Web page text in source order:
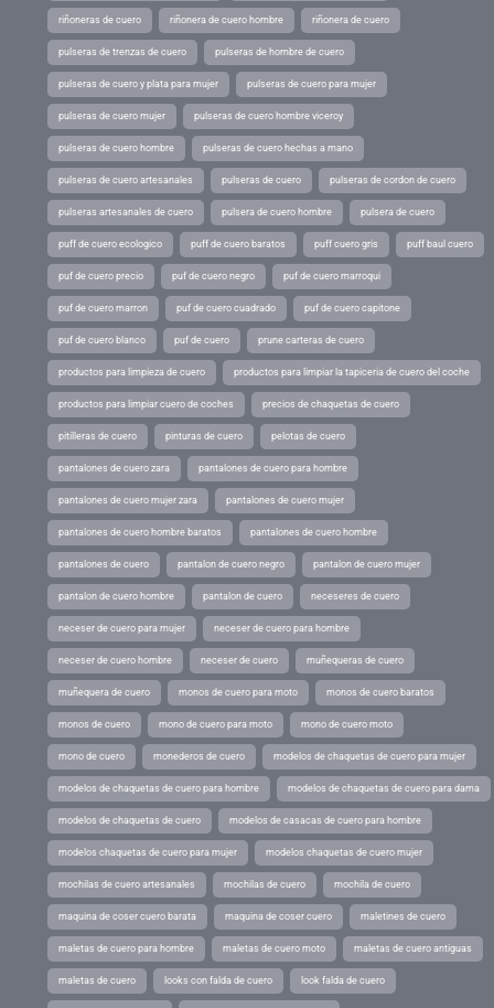
riñoneras de cuero riñonera de cuero hombre riñonera de cuero
pulseras de trenzas de cuero pulseras de hombre de cuero
pulseras de cuero y plata para mujer pulseras de cuero para mujer
pulseras de cuero mujer pulseras de cuero hombre viceroy
pulseras de cuero hombre pulseras de cuero hechas a mano
pulseras de cuero artesanales pulseras de cuero pulseras de cordon de cuero
pulseras artesanales de cuero pulsera de cuero hombre pulsera de cuero
puff de cuero ecologico puff de cuero baratos puff cuero gris puff baul cuero
puf de cuero precio puf de cuero negro puf de cuero marroqui
puf de cuero marron puf de cuero cuadrado puf de cuero capitone
puf de cuero blanco puf de cuero prune carteras de cuero
productos para limpieza de cuero productos para limpiar la tapiceria de cuero del coche
productos para limpiar cuero de coches precios de chaquetas de cuero
pitilleras de cuero pinturas de cuero pelotas de cuero
pantalones de cuero zara pantalones de cuero para hombre
pantalones de cuero mujer zara pantalones de cuero mujer
pantalones de cuero hombre baratos pantalones de cuero hombre
pantalones de cuero pantalon de cuero negro pantalon de cuero mujer
pantalon de cuero hombre pantalon de cuero neceseres de cuero
neceser de cuero para mujer neceser de cuero para hombre
neceser de cuero hombre neceser de cuero muñequeras de cuero
muñequera de cuero monos de cuero para moto monos de cuero baratos
monos de cuero mono de cuero para moto mono de cuero moto
mono de cuero monederos de cuero modelos de chaquetas de cuero para mujer
modelos de chaquetas de cuero para hombre modelos de chaquetas de cuero para dama
modelos de chaquetas de cuero modelos de casacas de cuero para hombre
modelos chaquetas de cuero para mujer modelos chaquetas de cuero mujer
mochilas de cuero artesanales mochilas de cuero mochila de cuero
maquina de coser cuero barata maquina de coser cuero maletines de cuero
maletas de cuero para hombre maletas de cuero moto maletas de cuero antiguas
maletas de cuero looks con falda de cuero look falda de cuero